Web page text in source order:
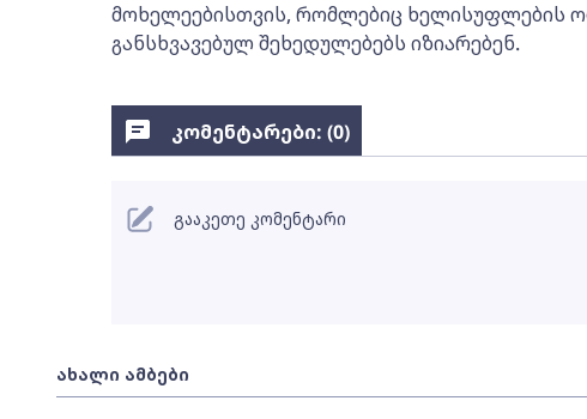
მოხელეებისთვის, რომლებიც ხელისუფლების
განსხვავებულ შეხედულებებს იზიარებენ.
ახალი ამბები
კომენტარები: (0)
გააკეთე კომენტარი